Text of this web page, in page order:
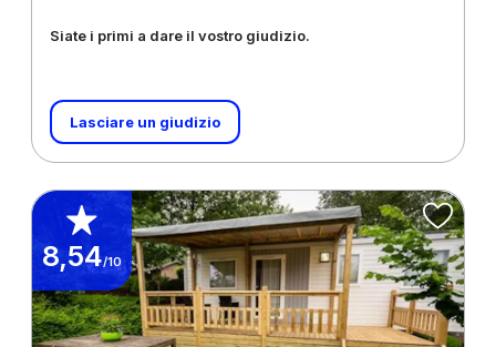
Siate i primi a dare il vostro giudizio.
Lasciare un giudizio
8,54/10